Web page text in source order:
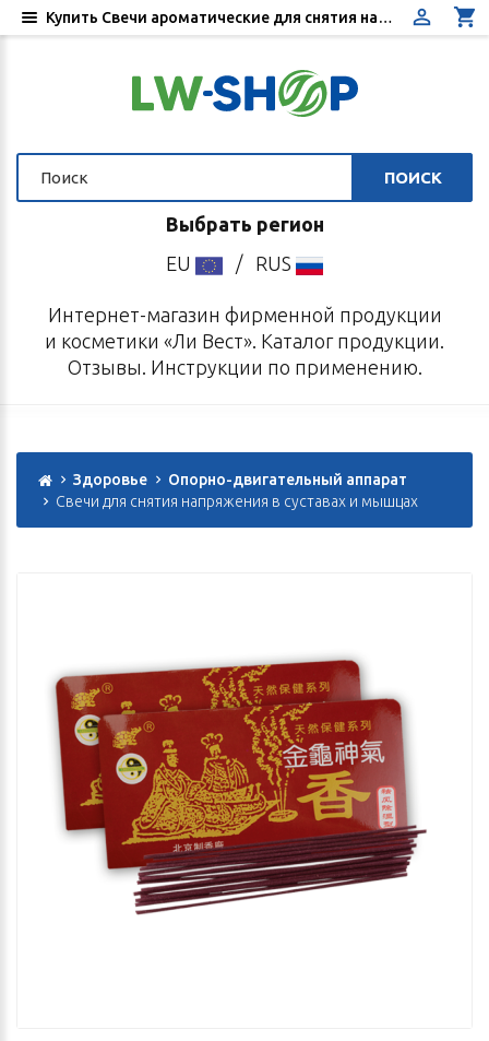
ПОИСК
Выбрать регион
EU
/ RUS
Интернет-магазин фирменной продукции
и косметики «Ли Вест». Каталог продукции.
Отзывы. Инструкции по применению.
Здоровье
Опорно-двигательный аппарат
Свечи для снятия напряжения в суставах и мышцах
Купить Свечи ароматические для снятия напряжения в суставах и мышцах - Цена, отзывы, инструкция по применению - Интернет-магазин «Ли Вест»